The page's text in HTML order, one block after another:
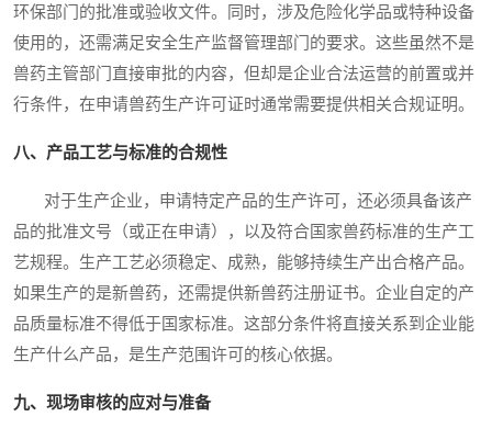
环保部门的批准或验收文件。同时，涉及危险化学品或特种设备
使用的，还需满足安全生产监督管理部门的要求。这些虽然不是
兽药主管部门直接审批的内容，但却是企业合法运营的前置或并
行条件，在申请兽药生产许可证时通常需要提供相关合规证明。
八、产品工艺与标准的合规性
对于生产企业，申请特定产品的生产许可，还必须具备该产
品的批准文号（或正在申请），以及符合国家兽药标准的生产工
艺规程。生产工艺必须稳定、成熟，能够持续生产出合格产品。
如果生产的是新兽药，还需提供新兽药注册证书。企业自定的产
品质量标准不得低于国家标准。这部分条件将直接关系到企业能
生产什么产品，是生产范围许可的核心依据。
九、现场审核的应对与准备